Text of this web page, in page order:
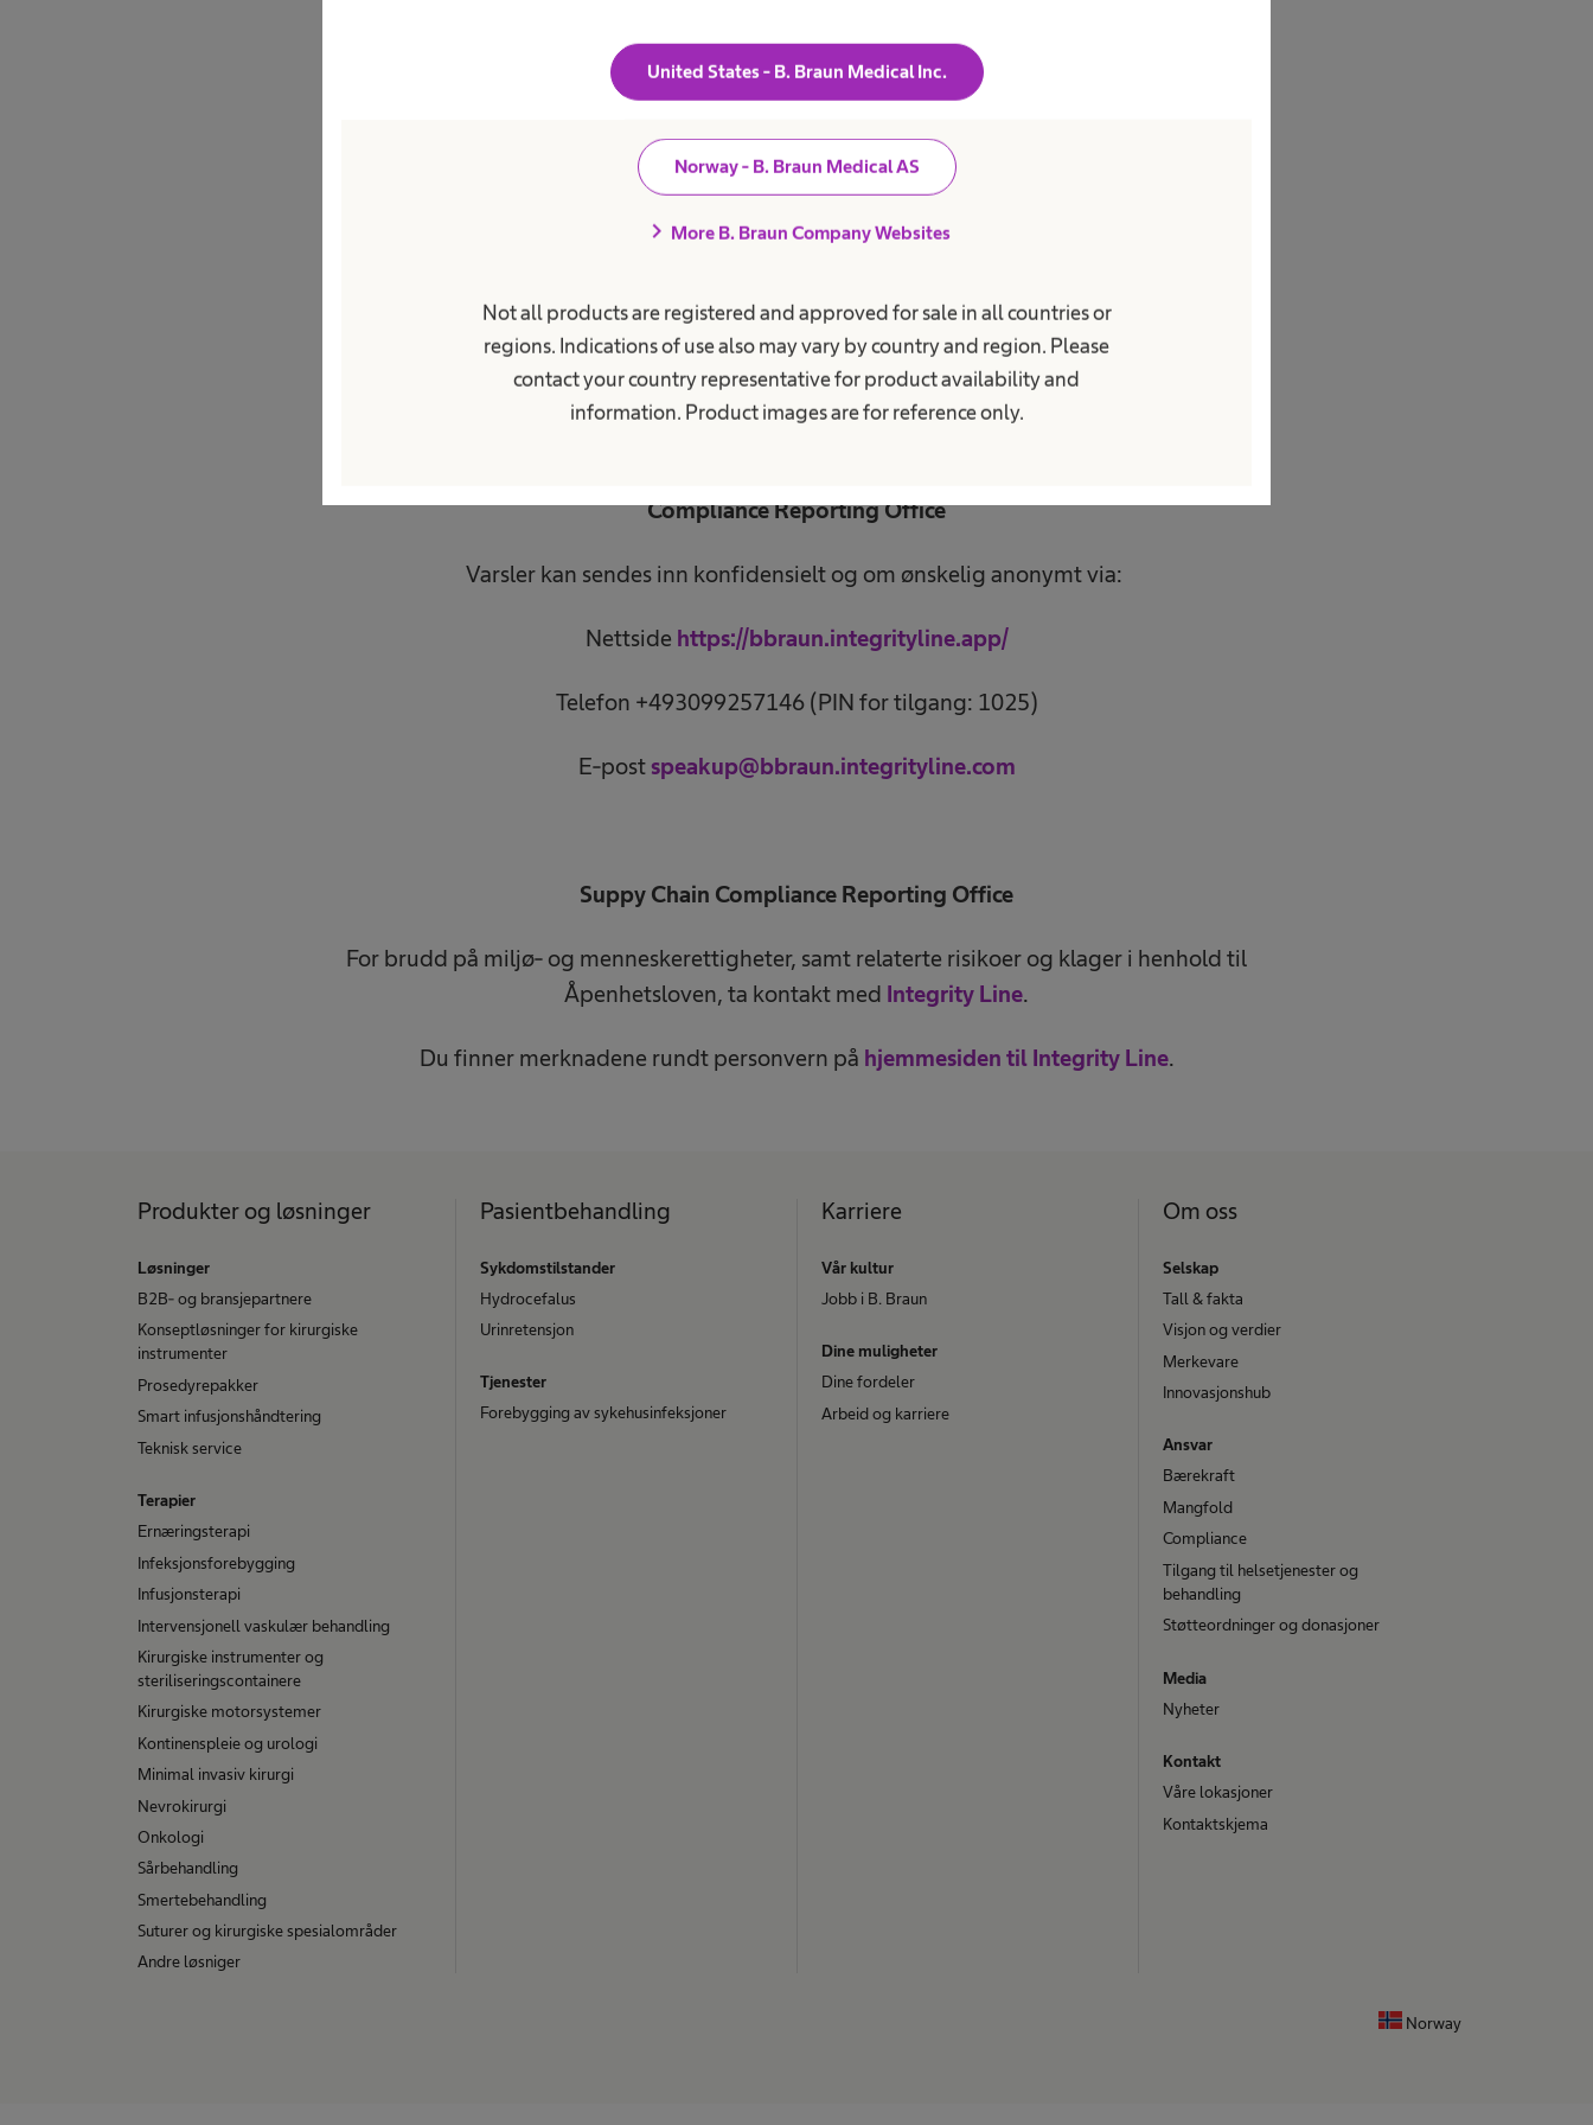
United States - B. Braun Medical Inc.
Norway - B. Braun Medical AS
chevron_right More B. Braun Company Websites
Not all products are registered and approved for sale in all countries or
regions. Indications of use also may vary by country and region. Please
contact your country representative for product availability and
information. Product images are for reference only.
Varslingssystem
Vi opererer i en sterkt regulert bransje som krever streng overholdelse av lover, regler,
standarder og forskrifter som kan være komplekse. Varsleren er alltid sikret i samsvar
med lovens krav. Alle rapporteringer behandles konfidensielt. Varsleren har også
mulighet til å sende inn varselet anonymt. Vår prosedyre er utformet for å være
formodning gjelder for de berørte inntil overtredelsen er bevist. Hvis du har informasjon
om potensielle brudd på lovbestemmelser, kan du trygt sende dem inn via kanalene som
er oppført nedenfor.
Compliance Reporting Office
Varsler kan sendes inn konfidensielt og om ønskelig anonymt via:
Nettside https://bbraun.integrityline.app/
Telefon +493099257146 (PIN for tilgang: 1025)
E-post speakup@bbraun.integrityline.com
Suppy Chain Compliance Reporting Office
For brudd på miljø- og menneskerettigheter, samt relaterte risikoer og klager i henhold til
Åpenhetsloven, ta kontakt med Integrity Line.
Du finner merknadene rundt personvern på hjemmesiden til Integrity Line.
Produkter og løsninger
Løsninger
B2B- og bransjepartnere
Konseptløsninger for kirurgiske
instrumenter
Prosedyrepakker
Smart infusjonshåndtering
Teknisk service
Terapier
Ernæringsterapi
Infeksjonsforebygging
Infusjonsterapi
Intervensjonell vaskulær behandling
Kirurgiske instrumenter og
steriliseringscontainere
Kirurgiske motorsystemer
Kontinenspleie og urologi
Minimal invasiv kirurgi
Nevrokirurgi
Onkologi
Sårbehandling
Smertebehandling
Suturer og kirurgiske spesialområder
Andre løsniger
Pasientbehandling
Sykdomstilstander
Hydrocefalus
Urinretensjon
Tjenester
Forebygging av sykehusinfeksjoner
Karriere
Vår kultur
Jobb i B. Braun
Dine muligheter
Dine fordeler
Arbeid og karriere
Om oss
Selskap
Tall & fakta
Visjon og verdier
Merkevare
Innovasjonshub
Ansvar
Bærekraft
Mangfold
Compliance
Tilgang til helsetjenester og
behandling
Støtteordninger og donasjoner
Media
Nyheter
Kontakt
Våre lokasjoner
Kontaktskjema
Norway